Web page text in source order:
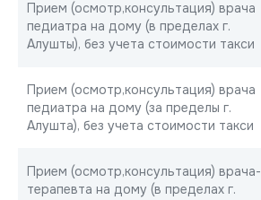
Прием (осмотр,консультация) врача
педиатра на дому (в пределах г.
Алушты), без учета стоимости такси
Прием (осмотр,консультация) врача
педиатра на дому (за пределы г.
Алушта), без учета стоимости такси
Прием (осмотр,консультация) врача-
терапевта на дому (в пределах г.